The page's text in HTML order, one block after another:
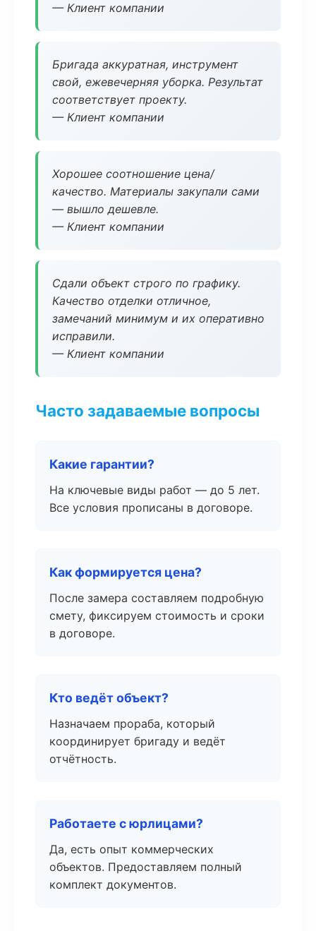
— Клиент компании
Бригада аккуратная, инструмент
свой, ежевечерняя уборка. Результат
соответствует проекту.
— Клиент компании
Хорошее соотношение цена/
качество. Материалы закупали сами
— вышло дешевле.
— Клиент компании
Сдали объект строго по графику.
Качество отделки отличное,
замечаний минимум и их оперативно
исправили.
— Клиент компании
Часто задаваемые вопросы
Какие гарантии?
На ключевые виды работ — до 5 лет.
Все условия прописаны в договоре.
Как формируется цена?
После замера составляем подробную
смету, фиксируем стоимость и сроки
в договоре.
Кто ведёт объект?
Назначаем прораба, который
координирует бригаду и ведёт
отчётность.
Работаете с юрлицами?
Да, есть опыт коммерческих
объектов. Предоставляем полный
комплект документов.